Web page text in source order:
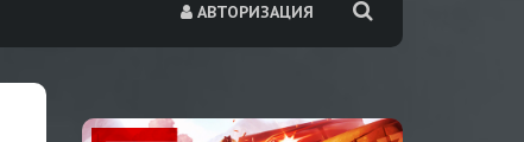
АВТОРИЗАЦИЯ